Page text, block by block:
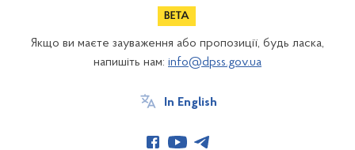
Якщо ви маєте зауваження або пропозиції, будь ласка,
напишіть нам: info@dpss.gov.ua
In English